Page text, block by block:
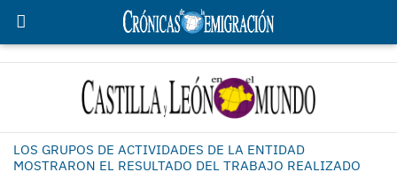
LOS GRUPOS DE ACTIVIDADES DE LA ENTIDAD
MOSTRARON EL RESULTADO DEL TRABAJO REALIZADO